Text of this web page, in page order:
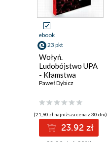
ebook
23 pkt
Wołyń.
Ludobójstwo UPA
- Kłamstwa
polityków
Paweł Dybicz
(21,90 zł najniższa cena z 30 dni)
23.92 zł